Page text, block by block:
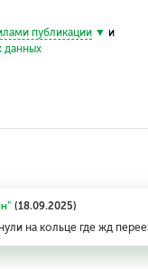
публикации
и
данных
(18.09.2025)
на кольце где жд